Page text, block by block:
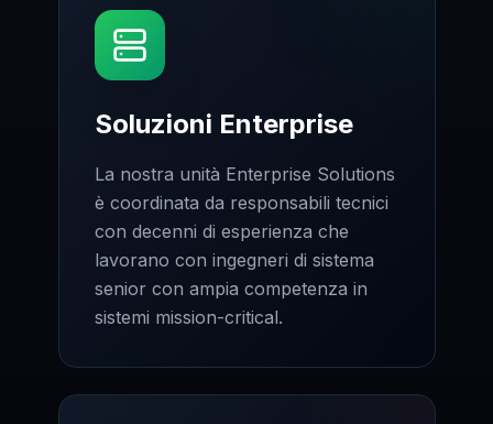
Soluzioni Enterprise
La nostra unità Enterprise Solutions
è coordinata da responsabili tecnici
con decenni di esperienza che
lavorano con ingegneri di sistema
senior con ampia competenza in
sistemi mission-critical.